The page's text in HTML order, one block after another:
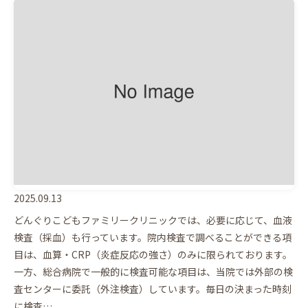
2025.09.13
どんぐりこどもファミリークリニックでは、必要に応じて、血液
検査（採血）も行っています。院内検査で調べることができる項
目は、血算・CRP（炎症反応の強さ）のみに限られております。
一方、総合病院で一般的に検査可能な項目は、当院では外部の検
査センターに委託（外注検査）しています。毎日の決まった時刻